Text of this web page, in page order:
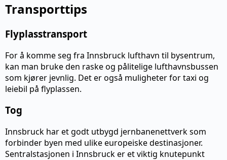
Transporttips
Flyplasstransport
For å komme seg fra Innsbruck lufthavn til bysentrum,
kan man bruke den raske og pålitelige lufthavnsbussen
som kjører jevnlig. Det er også muligheter for taxi og
leiebil på flyplassen.
Tog
Innsbruck har et godt utbygd jernbanenettverk som
forbinder byen med ulike europeiske destinasjoner.
Sentralstasjonen i Innsbruck er et viktig knutepunkt